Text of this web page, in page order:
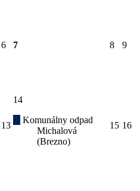
6 7 8 9
13
14
Komunálny odpad
Michalová
(Brezno)
15 16